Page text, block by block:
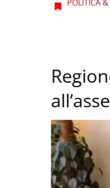
POLITICA